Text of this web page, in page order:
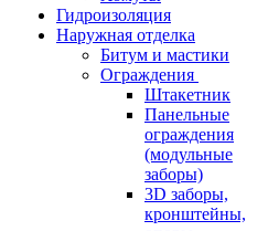
Гидроизоляция
Наружная отделка
Битум и мастики
Ограждения
Штакетник
Панельные
ограждения
(модульные
заборы)
3D заборы,
кронштейны,